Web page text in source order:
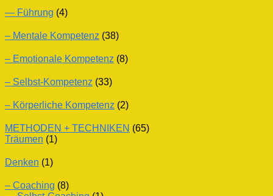
— Führung (4)
– Mentale Kompetenz (38)
– Emotionale Kompetenz (8)
– Selbst-Kompetenz (33)
– Körperliche Kompetenz (2)
METHODEN + TECHNIKEN (65)
Träumen (1)
Denken (1)
– Coaching (8)